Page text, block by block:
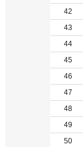
42
43
44
45
46
47
48
49
50